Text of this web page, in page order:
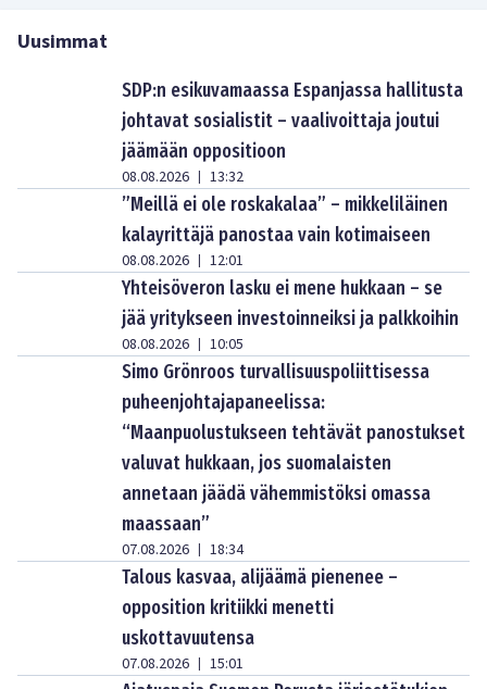
Uusimmat
SDP:n esikuvamaassa Espanjassa hallitusta
johtavat sosialistit – vaalivoittaja joutui
jäämään oppositioon
08.08.2026 | 13:32
”Meillä ei ole roskakalaa” – mikkeliläinen
kalayrittäjä panostaa vain kotimaiseen
08.08.2026 | 12:01
Yhteisöveron lasku ei mene hukkaan – se
jää yritykseen investoinneiksi ja palkkoihin
08.08.2026 | 10:05
Simo Grönroos turvallisuuspoliittisessa
puheenjohtajapaneelissa:
“Maanpuolustukseen tehtävät panostukset
valuvat hukkaan, jos suomalaisten
annetaan jäädä vähemmistöksi omassa
maassaan”
07.08.2026 | 18:34
Talous kasvaa, alijäämä pienenee –
opposition kritiikki menetti
uskottavuutensa
07.08.2026 | 15:01